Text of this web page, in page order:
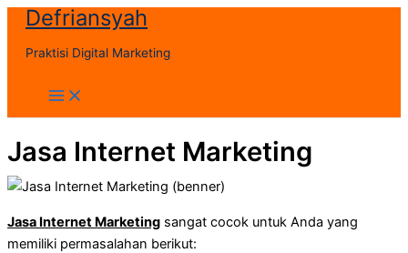
Skip
content
Defriansyah
Praktisi Digital Marketing
Main
Menu
Jasa Internet Marketing
Jasa Internet Marketing sangat cocok untuk Anda yang
memiliki permasalahan berikut: